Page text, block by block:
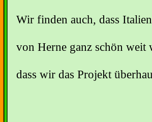
Wir finden auch, dass Italien
von Herne ganz schön weit
dass wir das Projekt